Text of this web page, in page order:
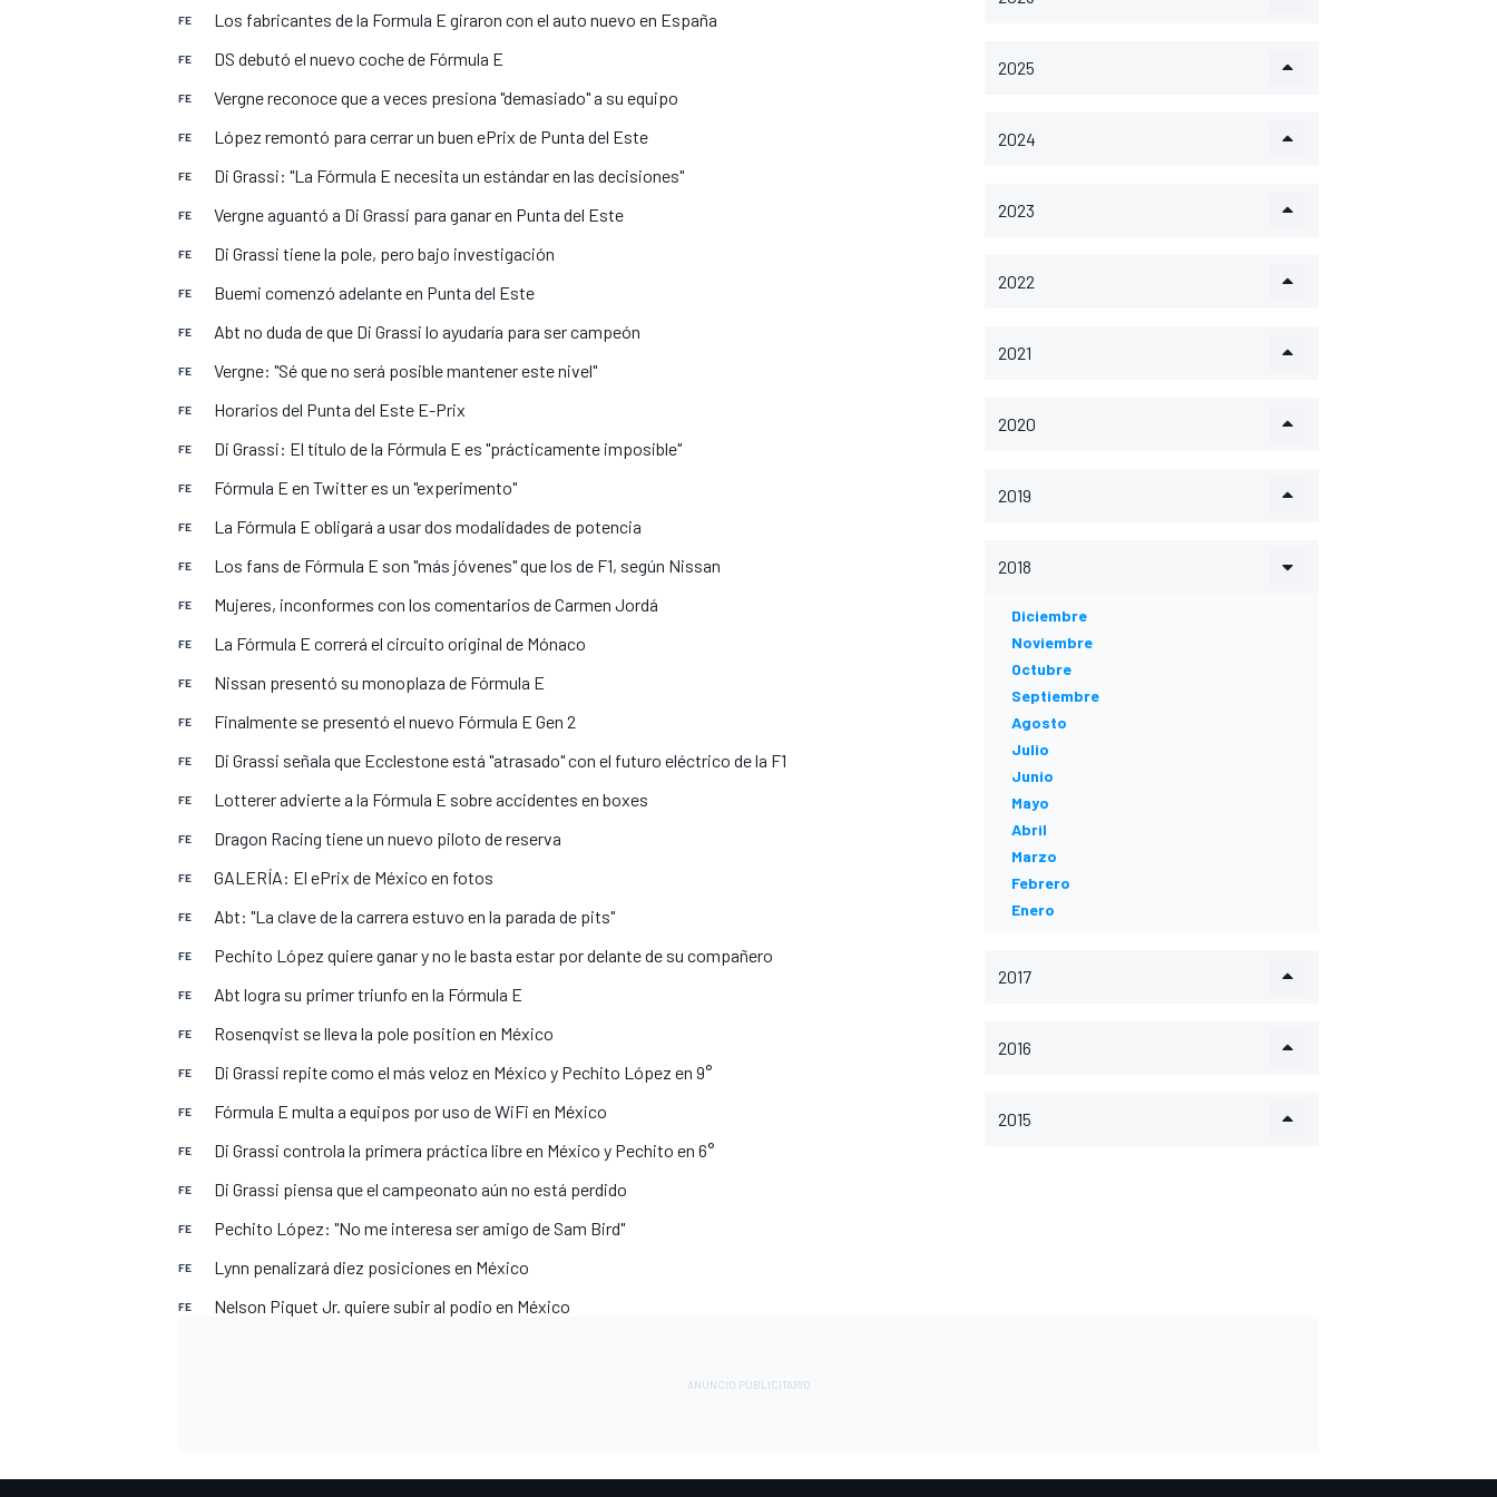
FE Los fabricantes de la Formula E giraron con el auto nuevo en España
FE DS debutó el nuevo coche de Fórmula E
FE Vergne reconoce que a veces presiona "demasiado" a su equipo
FE López remontó para cerrar un buen ePrix de Punta del Este
FE Di Grassi: "La Fórmula E necesita un estándar en las decisiones"
FE Vergne aguantó a Di Grassi para ganar en Punta del Este
FE Di Grassi tiene la pole, pero bajo investigación
FE Buemi comenzó adelante en Punta del Este
FE Abt no duda de que Di Grassi lo ayudaría para ser campeón
FE Vergne: "Sé que no será posible mantener este nivel"
FE Horarios del Punta del Este E-Prix
FE Di Grassi: El título de la Fórmula E es "prácticamente imposible"
FE Fórmula E en Twitter es un "experimento"
FE La Fórmula E obligará a usar dos modalidades de potencia
FE Los fans de Fórmula E son "más jóvenes" que los de F1, según Nissan
FE Mujeres, inconformes con los comentarios de Carmen Jordá
FE La Fórmula E correrá el circuito original de Mónaco
FE Nissan presentó su monoplaza de Fórmula E
FE Finalmente se presentó el nuevo Fórmula E Gen 2
FE Di Grassi señala que Ecclestone está "atrasado" con el futuro eléctrico de la F1
FE Lotterer advierte a la Fórmula E sobre accidentes en boxes
FE Dragon Racing tiene un nuevo piloto de reserva
FE GALERÍA: El ePrix de México en fotos
FE Abt: "La clave de la carrera estuvo en la parada de pits"
FE Pechito López quiere ganar y no le basta estar por delante de su compañero
FE Abt logra su primer triunfo en la Fórmula E
FE Rosenqvist se lleva la pole position en México
FE Di Grassi repite como el más veloz en México y Pechito López en 9°
FE Fórmula E multa a equipos por uso de WiFi en México
FE Di Grassi controla la primera práctica libre en México y Pechito en 6°
FE Di Grassi piensa que el campeonato aún no está perdido
FE Pechito López: "No me interesa ser amigo de Sam Bird"
FE Lynn penalizará diez posiciones en México
FE Nelson Piquet Jr. quiere subir al podio en México
2025
2024
2023
2022
2021
2020
2019
2018
Diciembre
Noviembre
Octubre
Septiembre
Agosto
Julio
Junio
Mayo
Abril
Marzo
Febrero
Enero
2017
2016
2015